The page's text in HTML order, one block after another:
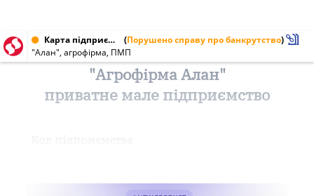
Карта підприємства від 23.12.1999 (Порушено справу про банкрутство)
"Алан", агрофірма, ПМП
"Агрофірма Алан"
приватне мале підприємство